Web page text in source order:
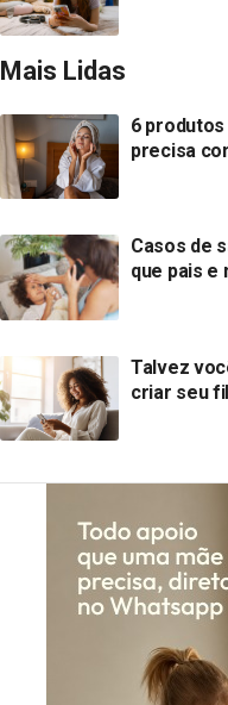
Mais Lidas
6
precisa
Casos de
que pais e
Talvez
criar seu